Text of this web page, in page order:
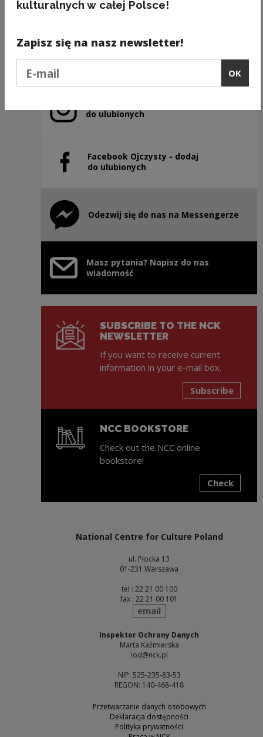
Kategorie: semantyka, jedzenie
Previous slide
do ulubionych
Note, the link will open in a new window
Facebook Ojczysty - dodaj
do ulubionych
Note, the link will open in a new window
Odezwij się do nas na Messengerze
Note, the link will open in a new window
Masz pytania? Napisz do nas
wiadomość
SUBSCRIBE TO THE NCK
NEWSLETTER
If you want to receive current
information in your e-mail box.
Subscribe
NCC BOOKSTORE
Check out the NCC online
bookstore!
Check
National Centre for Culture Poland
ul. Płocka 13
01-231 Warszawa
tel : 22 21 00 100
fax : 22 21 00 101
send
email
Inspektor Ochrony Danych
Marta Kaźmierska
iod@nck.pl
NIP: 525-235-83-53
REGON: 140-468-418
Przetwarzanie danych osobowych
Deklaracja dostępności
Polityka prywatności
kulturalnych w całej Polsce!
Zapisz się na nasz newsletter!
OK